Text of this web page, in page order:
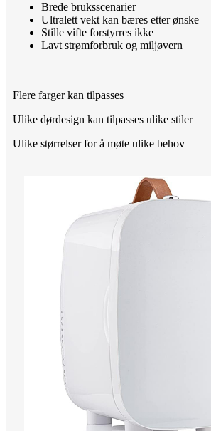
Brede bruksscenarier
Ultralett vekt kan bæres etter ønske
Stille vifte forstyrres ikke
Lavt strømforbruk og miljøvern
Flere farger kan tilpasses
Ulike dørdesign kan tilpasses ulike stiler
Ulike størrelser for å møte ulike behov